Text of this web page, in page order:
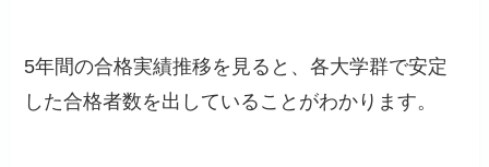
5年間の合格実績推移を見ると、各大学群で安定
した合格者数を出していることがわかります。